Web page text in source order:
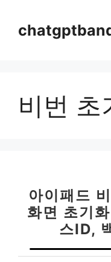
비번 초
아이패드
화면 초기
스ID,